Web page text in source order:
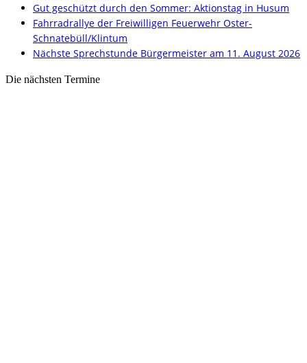
Gut geschützt durch den Sommer: Aktionstag in Husum
Fahrradrallye der Freiwilligen Feuerwehr Oster-
Schnatebüll/Klintum
Nächste Sprechstunde Bürgermeister am 11. August 2026
Die nächsten Termine